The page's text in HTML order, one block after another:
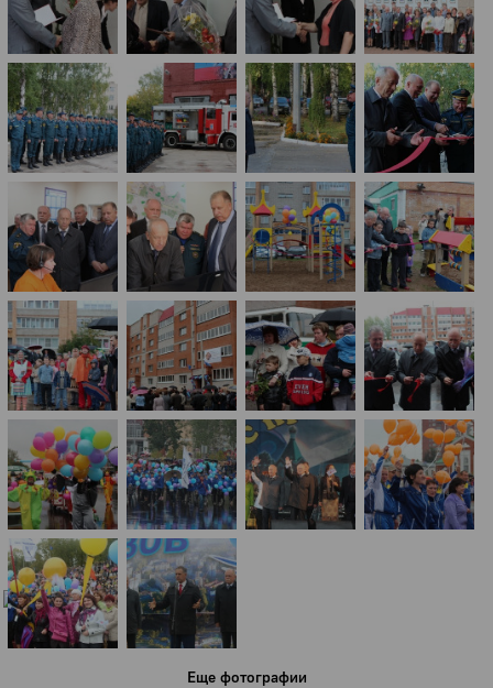
Город
Глазов
Официальный портал
муниципального
образования
История
Настоящее
Еще фотографии